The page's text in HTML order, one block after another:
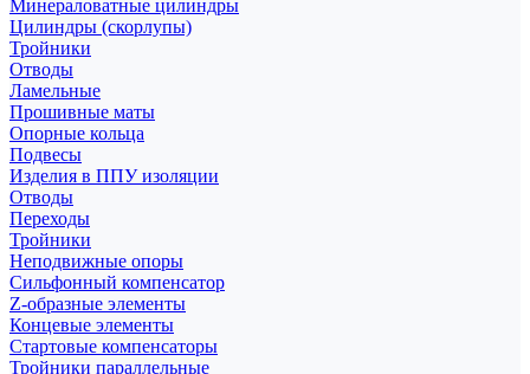
Минераловатные цилиндры
Цилиндры (скорлупы)
Тройники
Отводы
Ламельные
Прошивные маты
Опорные кольца
Подвесы
Изделия в ППУ изоляции
Отводы
Переходы
Тройники
Неподвижные опоры
Cильфонный компенсатор
Z-образные элементы
Концевые элементы
Стартовые компенсаторы
Тройники параллельные